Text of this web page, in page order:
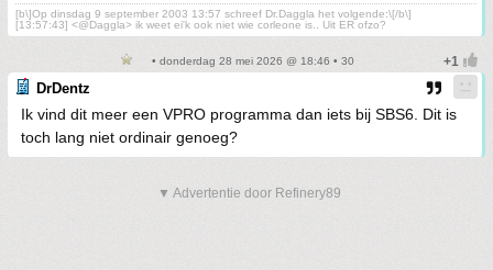
[b\]Op dinsdag 9 september 2003 13:57 schreef Dr.Daggla het volgende:\[/b\]
[13:57:43] <@Daggla> ik weet ei'k ook niet wie corleone is.. Uit ER ofzo?
• donderdag 28 mei 2026 @ 18:46 • 30
DrDentz
Ik vind dit meer een VPRO programma dan iets bij SBS6. Dit is
toch lang niet ordinair genoeg?
▼ Advertentie door Refinery89